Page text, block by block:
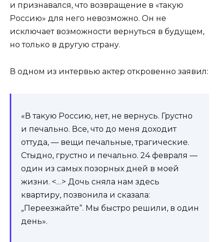
и признавался, что возвращение в «такую
Россию» для него невозможно. Он не
исключает возможности вернуться в будущем,
но только в другую страну.
В одном из интервью актер откровенно заявил:
«В такую Россию, нет, не вернусь. Грустно
и печально. Все, что до меня доходит
оттуда, — вещи печальные, трагические.
Стыдно, грустно и печально. 24 февраля —
один из самых позорных дней в моей
жизни. <…> Дочь сняла нам здесь
квартиру, позвонила и сказала:
„Переезжайте“. Мы быстро решили, в один
день».